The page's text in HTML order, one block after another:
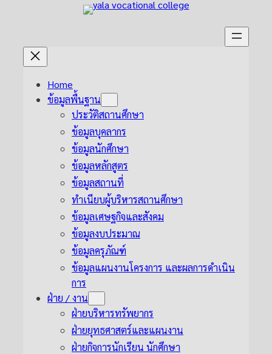
Home
ข้อมูลพื้นฐาน
ประวัติสถานศึกษา
ข้อมูลบุคลากร
ข้อมูลนักศึกษา
ข้อมูลหลักสูตร
ข้อมูลสถานที่
ทำเนียบผู้บริหารสถานศึกษา
ข้อมูลเศษฐกิจและสังคม
ข้อมูลงบประมาณ
ข้อมูลครุภัณฑ์
ข้อมูลแผนงานโครงการ และผลการดำเนิน
การ
ฝ่าย / งาน
ฝ่ายบริหารทรัพยากร
ฝ่ายยุทธศาสตร์และแผนงาน
ฝ่ายกิจการนักเรียน นักศึกษา